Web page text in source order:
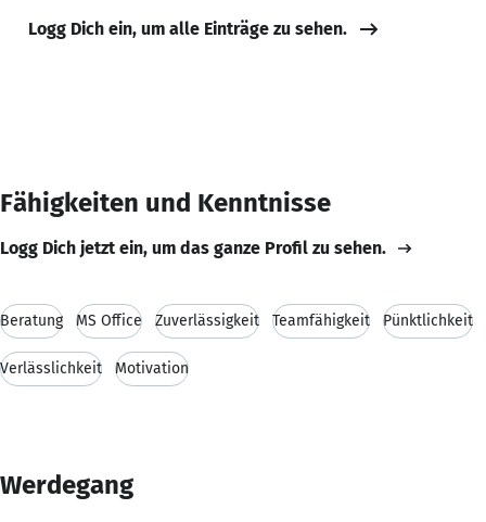
Logg Dich ein, um alle Einträge zu sehen.
Fähigkeiten und Kenntnisse
Logg Dich jetzt ein, um das ganze Profil zu sehen.
Beratung MS Office Zuverlässigkeit Teamfähigkeit Pünktlichkeit
Verlässlichkeit Motivation
Werdegang